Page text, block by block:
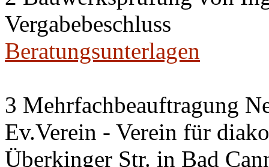
Vergabebeschluss
Beratungsunterlagen
3 Mehrfachbeauftragung
Ev.Verein - Verein für
Überkinger Str. in Bad